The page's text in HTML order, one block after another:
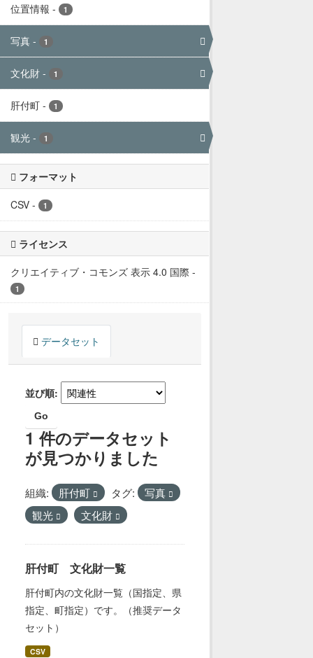
位置情報 - 1
写真 - 1
文化財 - 1
肝付町 - 1
観光 - 1
フォーマット
CSV - 1
ライセンス
クリエイティブ・コモンズ 表示 4.0 国際 -
1
データセット
並び順
Go
1 件のデータセット
が見つかりました
組織: 肝付町 タグ:
写真
観光
文化財
肝付町 文化財一覧
肝付町内の文化財一覧（国指定、県
指定、町指定）です。（推奨データ
セット）
CSV